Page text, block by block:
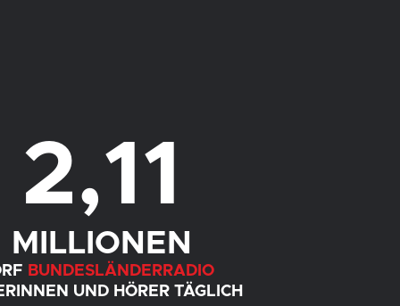
2,11
MILLIONEN
BUNDESLÄNDERRADIO
UND HÖRER TÄGLICH